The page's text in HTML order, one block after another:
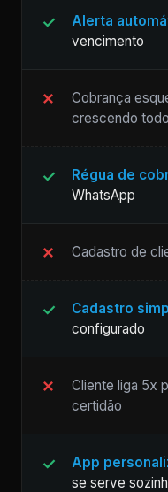
Alerta
vencimento
Cobrança
crescendo
Régua de
WhatsApp
Cadastro de
Cadastro
configurado
Cliente liga 5x
certidão
App
se serve